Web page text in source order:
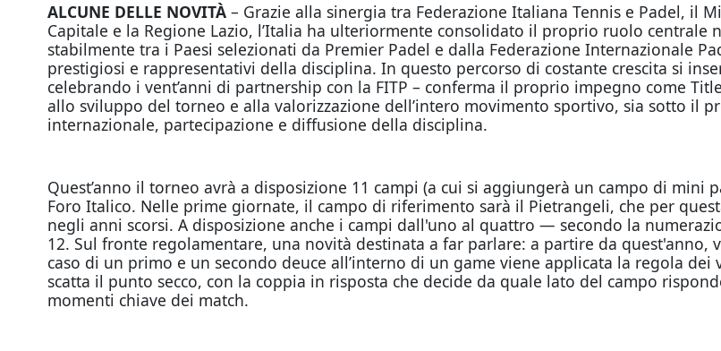
ALCUNE DELLE NOVITÀ– Grazie alla sinergia tra Federazione Italiana Tennis e Padel, il
Capitale e la Regione Lazio, l’Italia ha ulteriormente consolidato il proprio ruolo
stabilmente tra i Paesi selezionati da Premier Padel e dalla Federazione Internazionale
prestigiosi e rappresentativi della disciplina. In questo percorso di costante crescita si
celebrando i vent’anni di partnership con la FITP – conferma il proprio impegno come
allo sviluppo del torneo e alla valorizzazione dell’intero movimento sportivo, sia sotto il
internazionale, partecipazione e diffusione della disciplina.
Quest’anno il torneo avrà a disposizione 11 campi (a cui si aggiungerà un campo di
Foro Italico. Nelle prime giornate, il campo di riferimento sarà il Pietrangeli, che per
negli anni scorsi. A disposizione anche i campi dall'uno al quattro — secondo la
12. Sul fronte regolamentare, una novità destinata a far parlare: a partire da quest'anno,
caso di un primo e un secondo deuce all’interno di un game viene applicata la regola
scatta il punto secco, con la coppia in risposta che decide da quale lato del campo
momenti chiave dei match.